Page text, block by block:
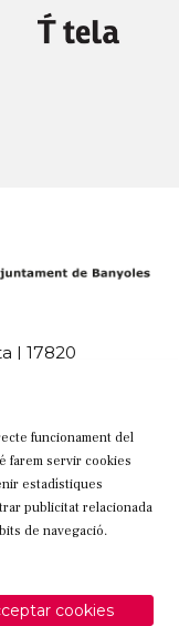
| 17820
Contacteu
twitter
a facebook
funcionament del
farem servir cookies
estadístiques
publicitat relacionada
de navegació.
cookies